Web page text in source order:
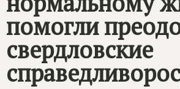
помогли
свердловские